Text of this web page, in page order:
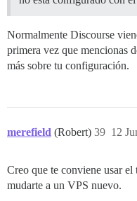
Normalmente Discourse
primera vez que mencionas
más sobre tu configuración.
merefield (Robert) 12
39
Creo que te conviene usar
mudarte a un VPS nuevo.